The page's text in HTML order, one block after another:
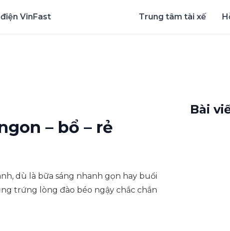
VinFast Trung tâm tài xế
– bổ – rẻ
dù là bữa sáng nhanh gọn hay buổi
trứng lòng đào béo ngậy chắc chắn
Bài